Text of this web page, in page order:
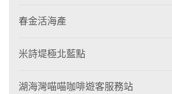
春金活海產
米詩堤極北藍點
湖海灣喵喵咖啡遊客服務站